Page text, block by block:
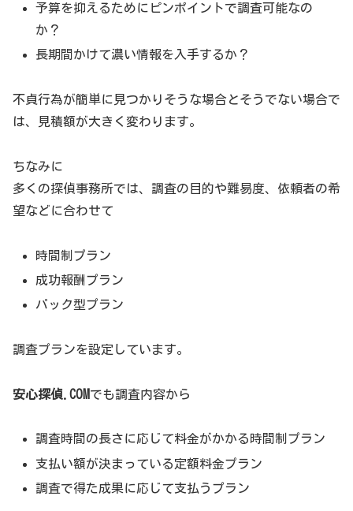
予算を抑えるためにピンポイントで調査可能なの
か？
長期間かけて濃い情報を入手するか？
不貞行為が簡単に見つかりそうな場合とそうでない場合で
は、見積額が大きく変わります。
ちなみに
多くの探偵事務所では、調査の目的や難易度、依頼者の希
望などに合わせて
時間制プラン
成功報酬プラン
パック型プラン
調査プランを設定しています。
安心探偵.COMでも調査内容から
調査時間の長さに応じて料金がかかる時間制プラン
支払い額が決まっている定額料金プラン
調査で得た成果に応じて支払うプラン